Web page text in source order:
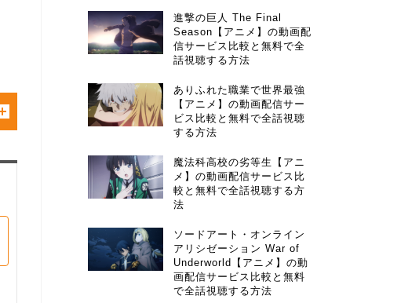
進撃の巨人 The Final
Season【アニメ】の動画配
信サービス比較と無料で全
話視聴する方法
ありふれた職業で世界最強
【アニメ】の動画配信サー
ビス比較と無料で全話視聴
する方法
魔法科高校の劣等生【アニ
メ】の動画配信サービス比
較と無料で全話視聴する方
法
ソードアート・オンライン
アリシゼーション War of
Underworld【アニメ】の動
画配信サービス比較と無料
で全話視聴する方法